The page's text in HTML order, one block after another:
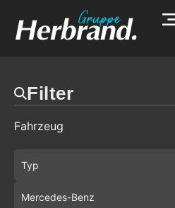
Filter
Fahrzeug
Typ
Mercedes-Benz